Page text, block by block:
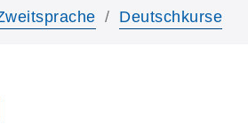
Deutschkurse